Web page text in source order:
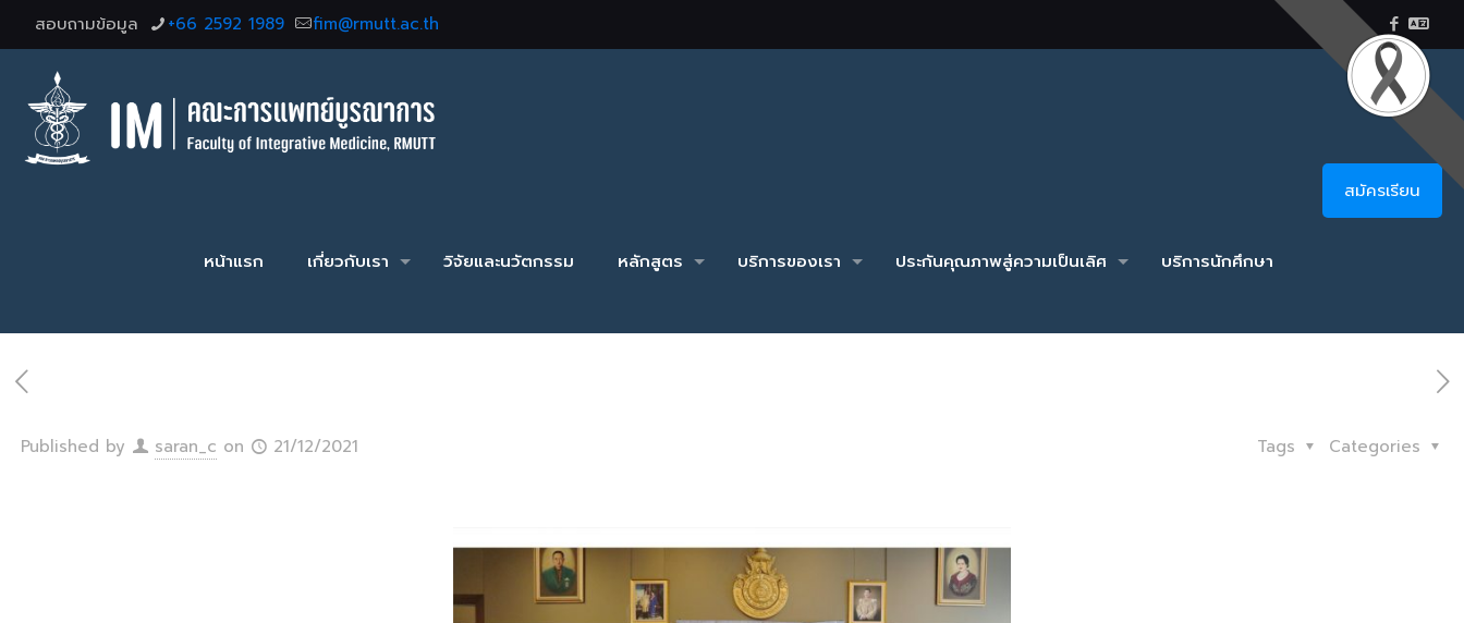
สอบถามข้อมูล +66 2592 1989 fim@rmutt.ac.th
หน้าแรก เกี่ยวกับเรา วิจัยและนวัตกรรม หลักสูตร บริการของเรา ประกันคุณภาพสู่ความเป็นเลิศ บริการนักศึกษา
สมัครเรียน
Published by saran_c on 21/12/2021 Categories
Tags